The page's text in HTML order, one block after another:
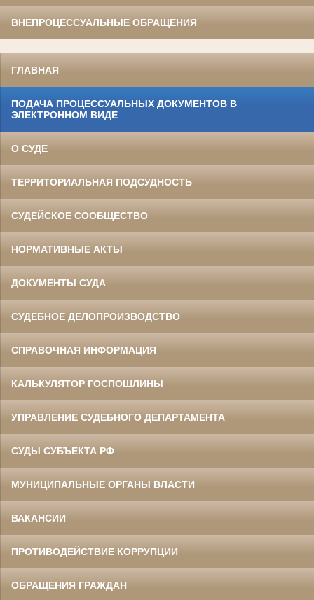
ВНЕПРОЦЕССУАЛЬНЫЕ ОБРАЩЕНИЯ
ГЛАВНАЯ
ПОДАЧА ПРОЦЕССУАЛЬНЫХ ДОКУМЕНТОВ В
ЭЛЕКТРОННОМ ВИДЕ
О СУДЕ
ТЕРРИТОРИАЛЬНАЯ ПОДСУДНОСТЬ
СУДЕЙСКОЕ СООБЩЕСТВО
НОРМАТИВНЫЕ АКТЫ
ДОКУМЕНТЫ СУДА
СУДЕБНОЕ ДЕЛОПРОИЗВОДСТВО
СПРАВОЧНАЯ ИНФОРМАЦИЯ
КАЛЬКУЛЯТОР ГОСПОШЛИНЫ
УПРАВЛЕНИЕ СУДЕБНОГО ДЕПАРТАМЕНТА
СУДЫ СУБЪЕКТА РФ
МУНИЦИПАЛЬНЫЕ ОРГАНЫ ВЛАСТИ
ВАКАНСИИ
ПРОТИВОДЕЙСТВИЕ КОРРУПЦИИ
ОБРАЩЕНИЯ ГРАЖДАН